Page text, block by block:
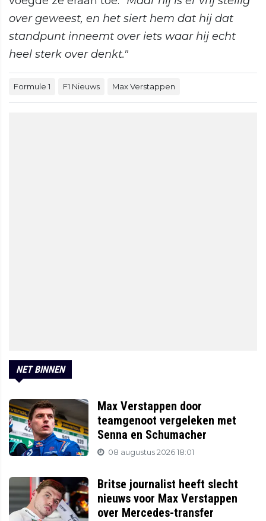
over geweest, en het siert hem dat hij dat
standpunt inneemt over iets waar hij echt
heel sterk over denkt."
Formule 1 F1 Nieuws Max Verstappen
NET BINNEN
Max Verstappen door
teamgenoot vergeleken met
Senna en Schumacher
08 augustus 2026 18:01
Britse journalist heeft slecht
nieuws voor Max Verstappen
over Mercedes-transfer